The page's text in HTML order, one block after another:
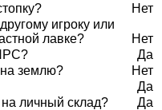
Нет
игроку или
лавке?
Нет
Да
землю?
Нет
Да
личный склад?
Да